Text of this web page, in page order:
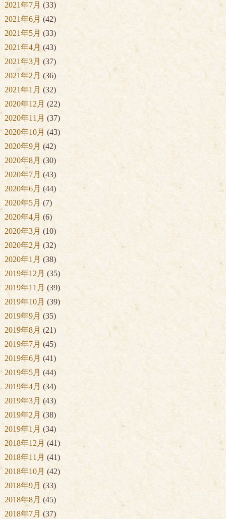
2021年7月 (33)
2021年6月 (42)
2021年5月 (33)
2021年4月 (43)
2021年3月 (37)
2021年2月 (36)
2021年1月 (32)
2020年12月 (22)
2020年11月 (37)
2020年10月 (43)
2020年9月 (42)
2020年8月 (30)
2020年7月 (43)
2020年6月 (44)
2020年5月 (7)
2020年4月 (6)
2020年3月 (10)
2020年2月 (32)
2020年1月 (38)
2019年12月 (35)
2019年11月 (39)
2019年10月 (39)
2019年9月 (35)
2019年8月 (21)
2019年7月 (45)
2019年6月 (41)
2019年5月 (44)
2019年4月 (34)
2019年3月 (43)
2019年2月 (38)
2019年1月 (34)
2018年12月 (41)
2018年11月 (41)
2018年10月 (42)
2018年9月 (33)
2018年8月 (45)
2018年7月 (37)